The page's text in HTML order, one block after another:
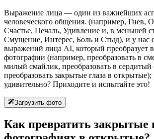
Выражение лица — один из важнейших
человеческого общения. (например, Гнев,
Счастье, Печаль, Удивление и, в меньшей
Смущение, Интерес, Боль и Стыд), и у нас
выражений лица AI, который преобразует
фотографии (например, преобразовать в
милый смайлик, преобразовать в
преобразовать закрытые глаза в открытые);
удивительно? Приходите и испытайте это!
Загрузить фото
Как превратить закрытые